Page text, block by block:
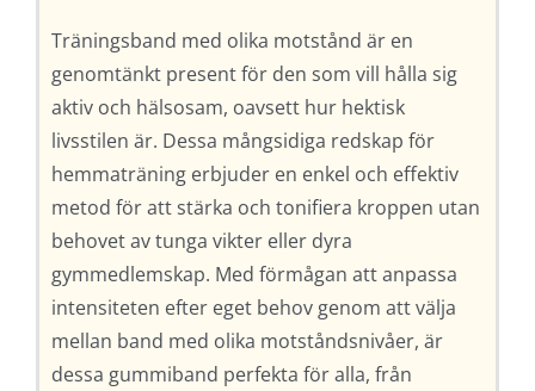
Träningsband med olika motstånd är en
genomtänkt present för den som vill hålla sig
aktiv och hälsosam, oavsett hur hektisk
livsstilen är. Dessa mångsidiga redskap för
hemmaträning erbjuder en enkel och effektiv
metod för att stärka och tonifiera kroppen utan
behovet av tunga vikter eller dyra
gymmedlemskap. Med förmågan att anpassa
intensiteten efter eget behov genom att välja
mellan band med olika motståndsnivåer, är
dessa gummiband perfekta för alla, från